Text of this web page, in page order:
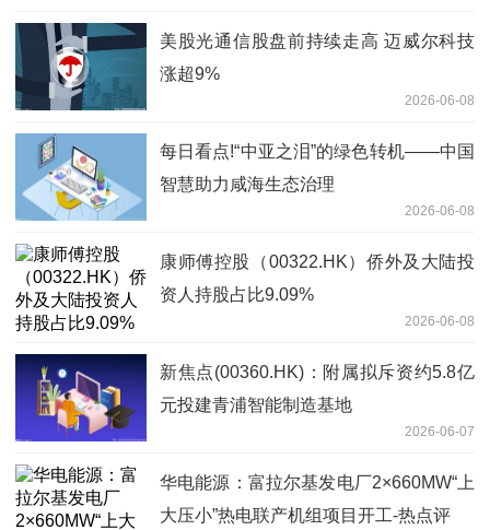
美股光通信股盘前持续走高 迈威尔科技
涨超9%
2026-06-08
每日看点!“中亚之泪”的绿色转机——中国
智慧助力咸海生态治理
2026-06-08
康师傅控股（00322.HK）侨外及大陆投
资人持股占比9.09%
2026-06-08
新焦点(00360.HK)：附属拟斥资约5.8亿
元投建青浦智能制造基地
2026-06-07
华电能源：富拉尔基发电厂2×660MW“上
大压小”热电联产机组项目开工-热点评